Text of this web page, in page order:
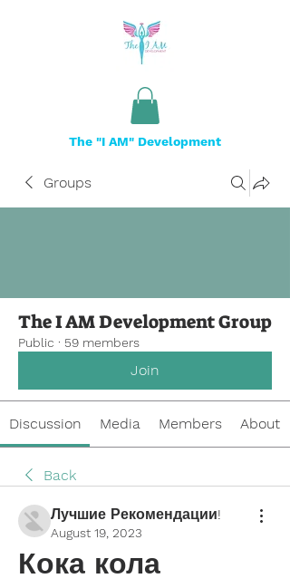
The "I AM" Development
Groups
The I AM Development Group
Public · 59 members
Join
Discussion Media Members About
Back
Лучшие Рекомендации!
August 19, 2023
Кока кола